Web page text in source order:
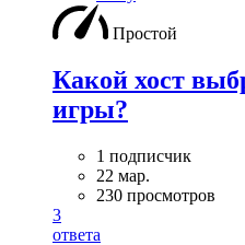
Простой
Какой хост
игры?
1 подписчик
22 мар.
230 просмотров
3
ответа